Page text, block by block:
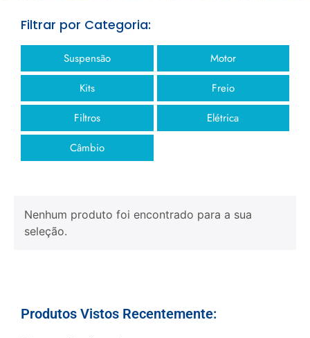
Filtrar por Categoria:
Suspensão
Motor
Kits
Freio
Filtros
Elétrica
Câmbio
Nenhum produto foi encontrado para a sua
seleção.
Produtos Vistos Recentemente: